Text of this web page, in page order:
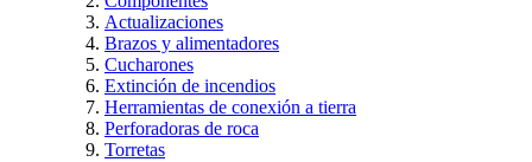
Actualizaciones
Brazos y alimentadores
Cucharones
Extinción de incendios
Herramientas de conexión a tierra
Perforadoras de roca
Torretas